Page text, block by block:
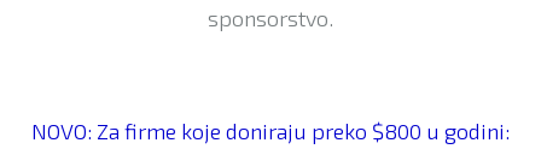
sponsorstvo.
NOVO: Za firme koje doniraju preko $800 u godini: